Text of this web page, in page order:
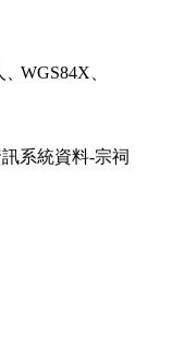
、WGS84X、
系統資料-宗祠